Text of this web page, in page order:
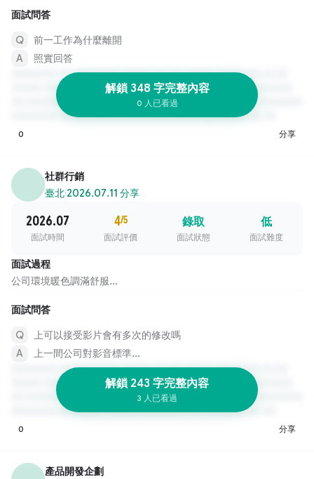
面試問答
前一工作為什麼離開
照實回答
解鎖 348 字完整內容
0 人已看過
0 分享
社群行銷
臺北·2026.07.11 分享
2026.07
面試時間
4/5
面試評價
錄取
面試狀態
低
面試難度
面試過程
公司環境暖色調滿舒服...
面試問答
上可以接受影片會有多次的修改嗎
上一間公司對影音標準...
解鎖 243 字完整內容
3 人已看過
0 分享
產品開發企劃